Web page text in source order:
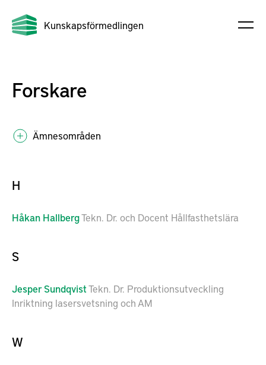
Kunskapsförmedlingen
Forskare
Ämnesområden
H
Håkan HallbergTekn. Dr. och Docent Hållfasthetslära
S
JesperSundqvistTekn. Dr. Produktionsutveckling
Inriktning lasersvetsning och AM
W